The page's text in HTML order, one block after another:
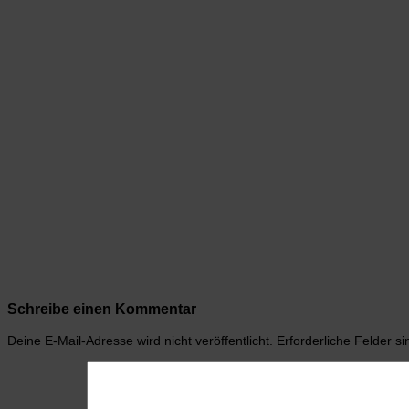
Schreibe einen Kommentar
Deine E-Mail-Adresse wird nicht veröffentlicht. Erforderliche Felder